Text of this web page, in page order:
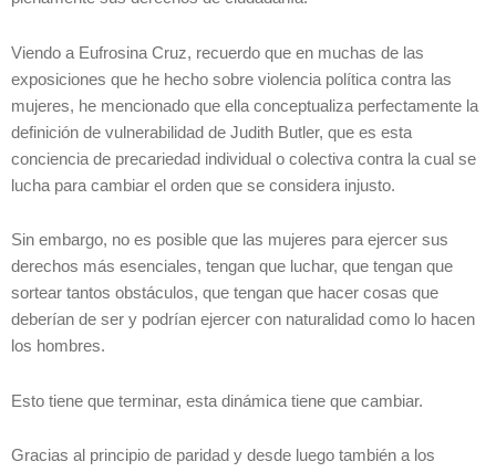
Viendo a Eufrosina Cruz, recuerdo que en muchas de las
exposiciones que he hecho sobre violencia política contra las
mujeres, he mencionado que ella conceptualiza perfectamente la
definición de vulnerabilidad de Judith Butler, que es esta
conciencia de precariedad individual o colectiva contra la cual se
lucha para cambiar el orden que se considera injusto.
Sin embargo, no es posible que las mujeres para ejercer sus
derechos más esenciales, tengan que luchar, que tengan que
sortear tantos obstáculos, que tengan que hacer cosas que
deberían de ser y podrían ejercer con naturalidad como lo hacen
los hombres.
Esto tiene que terminar, esta dinámica tiene que cambiar.
Gracias al principio de paridad y desde luego también a los